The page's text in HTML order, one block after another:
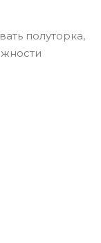
полуторка,